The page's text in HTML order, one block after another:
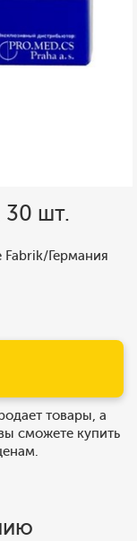
30 шт.
Fabrik/Германия
товары, а
сможете купить